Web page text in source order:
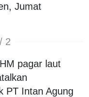
Jumat
2
pagar laut
PT Intan Agung